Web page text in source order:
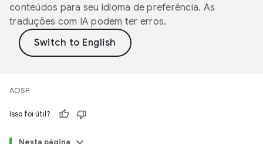
conteúdos para seu idioma de preferência. As
traduções com IA podem ter erros.
AOSP
Isso foi útil?
Nesta página